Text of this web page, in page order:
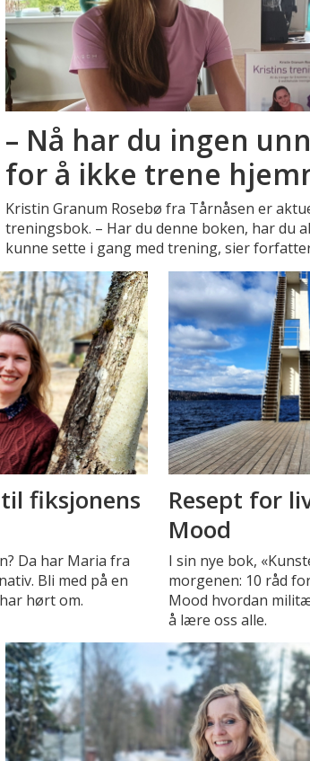
– Nå har du ingen
for å ikke trene
Kristin Granum Rosebø fra Tårnåsen er
treningsbok. – Har du denne boken, har du
kunne sette i gang med trening, sier
fiksjonens
Da har Maria fra
Bli med på en
hørt om.
Resept for
Mood
I sin nye bok,
morgenen: 10 råd
Mood hvordan
å lære oss alle.